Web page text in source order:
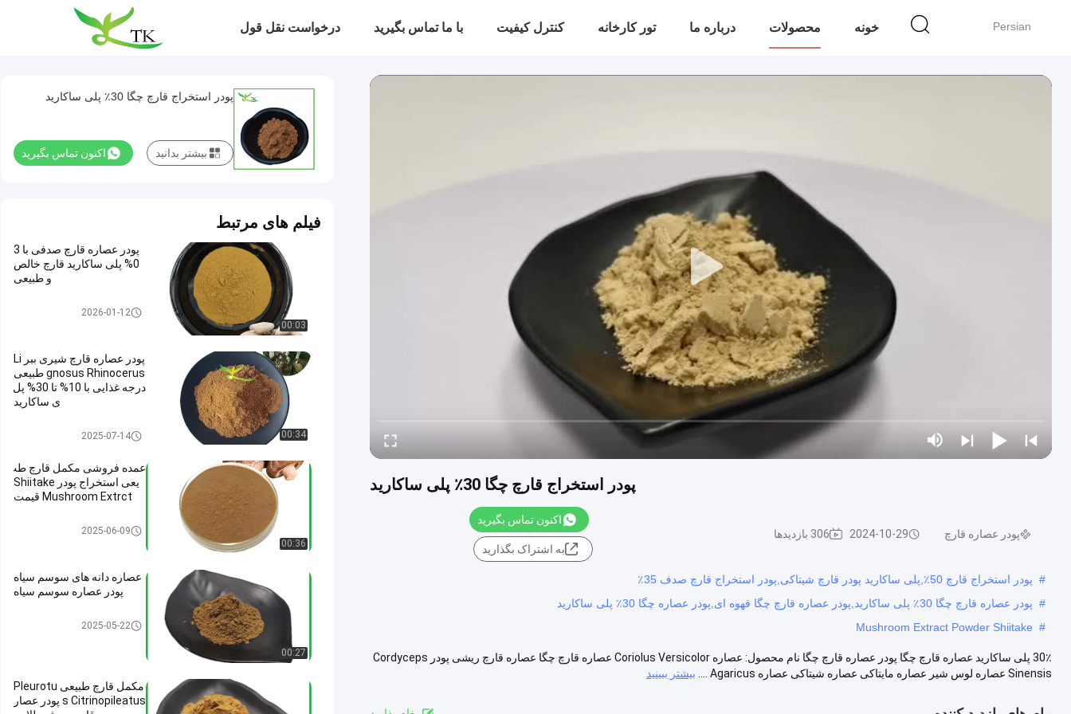
Persian خونه محصولات درباره ما تور کارخانه کنترل کیفیت با ما تماس بگیرید درخواست نقل قول
پودر استخراج قارچ چگا 30٪ پلی ساکارید
پودر عصاره قارچ 2024-10-29 306 بازدیدها
اکنون تماس بگیرید
به اشتراک بگذارید
# پودر استخراج قارچ 50٪,پلی ساکارید پودر قارچ شیتاکی,پودر استخراج قارچ صدف 35٪
# پودر عصاره قارچ چگا 30٪ پلی ساکارید,پودر عصاره قارچ چگا قهوه ای,پودر عصاره چگا 30٪ پلی ساکارید
#
Mushroom Extract Powder Shiitake
30٪ پلی ساکارید عصاره قارچ چگا پودر عصاره قارچ چگا نام محصول: عصاره Coriolus Versicolor عصاره قارچ چگا عصاره قارچ ریشی پودر Cordyceps
Sinensis عصاره لوس شیر عصاره مایتاکی عصاره شیتاکی عصاره Agaricus ....
بیشتر ببینید
پودر استخراج قارچ چگا 30٪ پلی ساکارید
اکنون تماس بگیرید بیشتر بدانید
فیلم های مرتبط
00:03
پودر عصاره قارچ صدفی با 3
0% پلی ساکارید قارچ خالص
و طبیعی
2026-01-12
00:34
پودر عصاره قارچ شیری ببر Li
gnosus Rhinocerus طبیعی
درجه غذایی با 10% تا 30% پل
ی ساکارید
2025-07-14
00:36
عمده فروشی مکمل قارچ طب
یعی استخراج پودر Shiitake
Mushroom Extrct قیمت
2025-06-09
00:27
عصاره دانه های سوسم سیاه
پودر عصاره سوسم سیاه
2025-05-22
مکمل قارچ طبیعی Pleurotu
s Citrinopileatus پودر عصار